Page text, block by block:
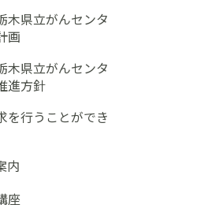
木県立がんセンタ
画
木県立がんセンタ
進方針
を行うことができ
内
座